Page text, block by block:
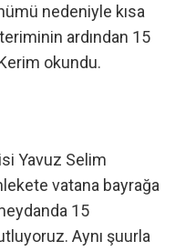
nedeniyle kısa
ardından 15
okundu.
Yavuz Selim
vatana bayrağa
15
Aynı şuurla